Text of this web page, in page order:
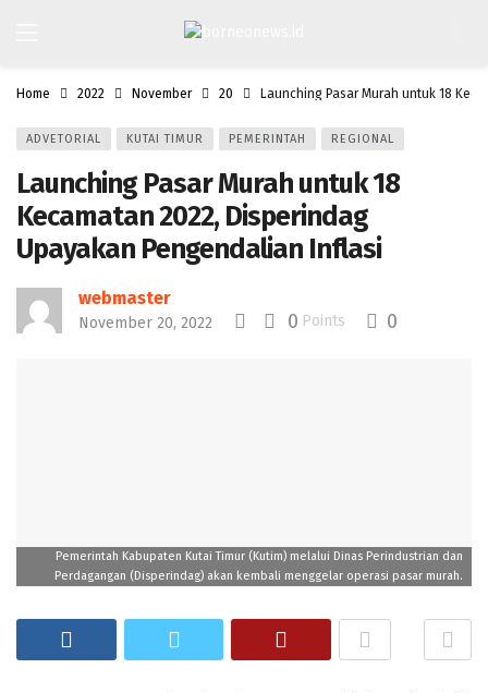
Home 2022 November 20 Launching Pasar Murah untuk 18
ADVETORIAL KUTAI TIMUR PEMERINTAH REGIONAL
Launching Pasar Murah untuk 18
Kecamatan 2022, Disperindag
Upayakan Pengendalian Inflasi
webmaster
November 20, 2022 0 Points 0
Pemerintah Kabupaten Kutai Timur (Kutim) melalui Dinas Perindustrian dan
Perdagangan (Disperindag) akan kembali menggelar operasi pasar murah.